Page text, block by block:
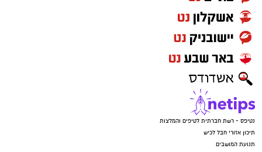
נטיפס - רשת חברתית לטיפים והמלצות
תיכון אזורי חבל לכיש
תנועת המושבים